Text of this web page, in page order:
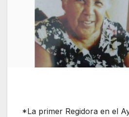
*La primer Regidora en el